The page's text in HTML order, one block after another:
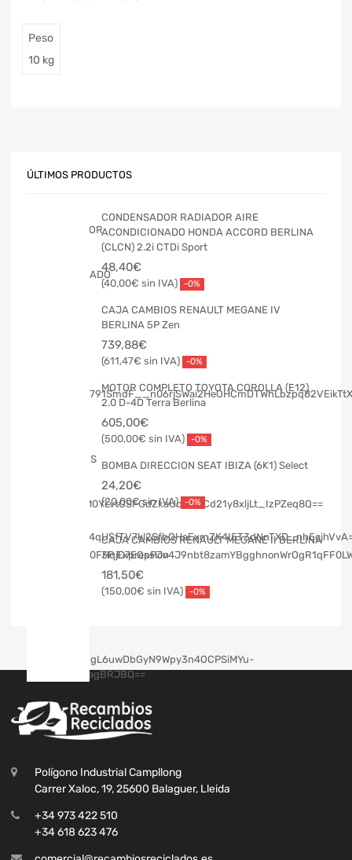
Peso
10 kg
ÚLTIMOS PRODUCTOS
CONDENSADOR RADIADOR AIRE
ACONDICIONADO HONDA ACCORD BERLINA
(CLCN) 2.2i CTDi Sport
48,40€
40,00€ -0%
CAJA CAMBIOS RENAULT MEGANE IV
BERLINA 5P Zen
739,88€
611,47€ -0%
MOTOR COMPLETO TOYOTA COROLLA (E12)
2.0 D-4D Terra Berlina
605,00€
500,00€ -0%
BOMBA DIRECCION SEAT IBIZA (6K1) Select
24,20€
20,00€ -0%
CAJA CAMBIOS RENAULT MEGANE II BERLINA
3P Expression
181,50€
150,00€ -0%
Polígono Industrial Campllong
Carrer Xaloc, 19, 25600 Balaguer, Lleida
+34 973 422 510
+34 618 623 476